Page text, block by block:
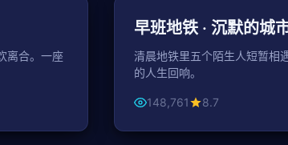
离合。一座
都市
早班地铁 · 沉默的城
清晨地铁里五个陌生人短暂相
的人生回响。
148,761 8.7
154分钟